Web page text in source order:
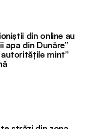
din online au
apa din Dunăre”
autoritățile mint”